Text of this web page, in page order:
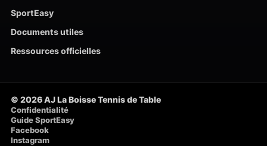
SportEasy
Documents utiles
Ressources officielles
© 2026 AJ La Boisse Tennis de Table
Confidentialité
Guide SportEasy
Facebook
Instagram